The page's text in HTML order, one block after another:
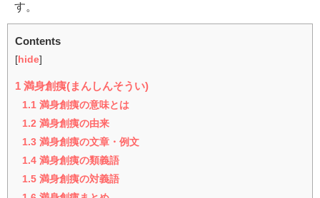
す。
Contents
[ hide]
1 満身創痍(まんしんそうい)
1.1 満身創痍の意味とは
1.2 満身創痍の由来
1.3 満身創痍の文章・例文
1.4 満身創痍の類義語
1.5 満身創痍の対義語